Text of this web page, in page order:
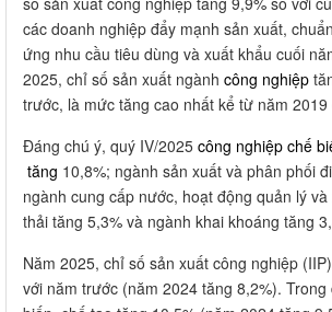
các doanh nghiệp đẩy mạnh sản xuất,
ứng nhu cầu tiêu dùng và xuất khẩu cuối
2025, chỉ số sản xuất ngành công nghiệp
trước, là mức tăng cao nhất kể từ năm 2019
Đáng chú ý, quý IV/2025 công nghiệp chế
tăng 10,8%; ngành sản xuất và phân phối
ngành cung cấp nước, hoạt động quản lý
thải tăng 5,3% và ngành khai khoáng tăng
Năm 2025, chỉ số sản xuất công nghiệp
với năm trước (năm 2024 tăng 8,2%).